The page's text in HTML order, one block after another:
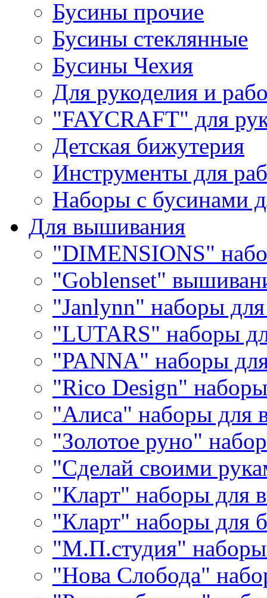
Бусины прочие
Бусины стеклянные
Бусины Чехия
Для рукоделия и
"FAYCRAFT" для
Детская бижутерия
Инструменты для
Наборы с бусинами
Для вышивания
"DIMENSIONS"
"Goblenset"
"Janlynn" наборы
"LUTARS" наборы
"PANNA" наборы
"Rico Design"
"Алиса" наборы для
"Золотое руно"
"Сделай своими
"Кларт" наборы для
"Кларт" наборы для
"М.П.студия"
"Нова Слобода"